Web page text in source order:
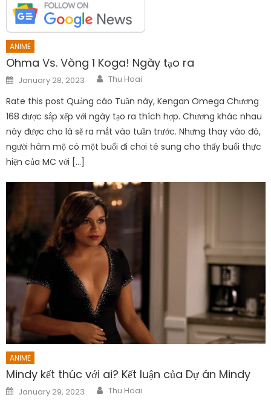
ANIME
Ohma Vs. Vòng 1 Koga! Ngày tạo ra
Posted
on
January 28, 2023 Author
Thu Hoai
Rate this post Quảng cáo Tuần này, Kengan Omega Chương
168 được sắp xếp với ngày tạo ra thích hợp. Chương khác nhau
này được cho là sẽ ra mắt vào tuần trước. Nhưng thay vào đó,
người hâm mộ có một buổi đi chơi té sung cho thấy buổi thực
hiện của MC với […]
ANIME
Mindy kết thúc với ai? Kết luận của Dự án Mindy
Posted
on
January 29, 2023 Author
Thu Hoai